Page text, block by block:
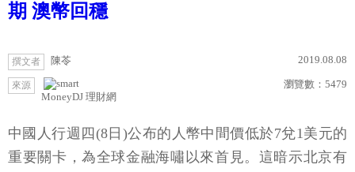
期 澳幣回穩
撰文者 陳苓 2019.08.08
來源
MoneyDJ 理財網
瀏覽數： 5479
中國人行週四(8日)公布的人幣中間價低於7兌1美元的
重要關卡，為全球金融海嘯以來首見。這暗示北京有